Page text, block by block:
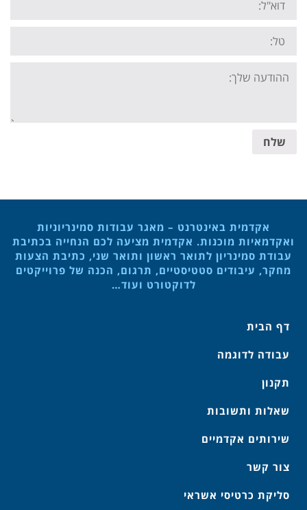
Tel:
Your
message:
שלח
אקדמית באינטרנט – מאגר עבודות סמינריוניות
ואקדמאיות מוכנות. אקדמית מציעה לכם הנחייה בכתיבת
עבודת סמינריון לתואר ראשון ותואר שני, כתיבת הצעות
מחקר, עיבודים סטטיסטיים, תרגום, הכנה של פרוייקטים
לדוקטורט ועוד…
דף הבית
עבודה לדוגמה
תקנון
שאלות ותשובות
שירותים אקדמיים
צור קשר
סליקת כרטיסי אשראי